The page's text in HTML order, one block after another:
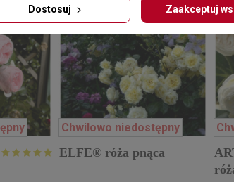
Chwilowo niedostępny
ELFE® róża pnąca
Dostosuj Zaakceptuj